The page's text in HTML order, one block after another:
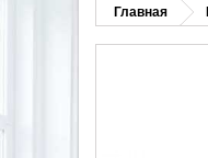
Главная